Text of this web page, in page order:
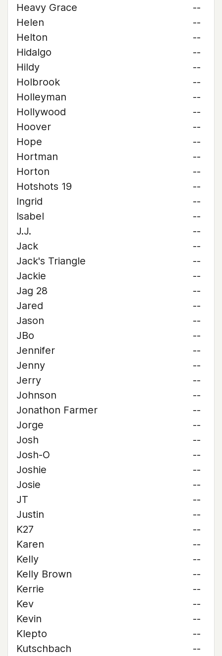
Heavy Grace
--
Helen
--
Helton
--
Hidalgo
--
Hildy
--
Holbrook
--
Holleyman
--
Hollywood
--
Hoover
--
Hope
--
Hortman
--
Horton
--
Hotshots 19
--
Ingrid
--
Isabel
--
J.J.
--
Jack
--
Jack's Triangle
--
Jackie
--
Jag 28
--
Jared
--
Jason
--
JBo
--
Jennifer
--
Jenny
--
Jerry
--
Johnson
--
Jonathon Farmer
--
Jorge
--
Josh
--
Josh-O
--
Joshie
--
Josie
--
JT
--
Justin
--
K27
--
Karen
--
Kelly
--
Kelly Brown
--
Kerrie
--
Kev
--
Kevin
--
Klepto
--
Kutschbach
--